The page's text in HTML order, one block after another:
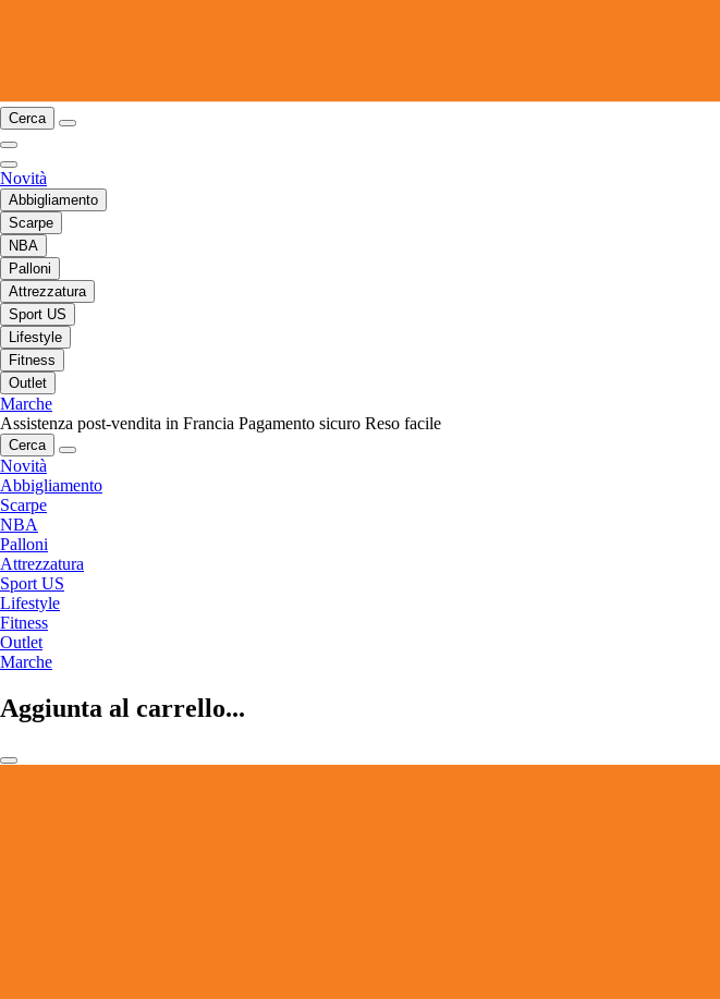
Cerca
Novità
Abbigliamento
Scarpe
NBA
Palloni
Attrezzatura
Sport US
Lifestyle
Fitness
Outlet
Marche
Assistenza post-vendita in Francia Pagamento sicuro Reso facile
Cerca
Novità
Abbigliamento
Scarpe
NBA
Palloni
Attrezzatura
Sport US
Lifestyle
Fitness
Outlet
Marche
Aggiunta al carrello...